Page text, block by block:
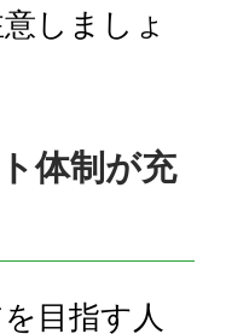
しましょ
体制が充
目指す人